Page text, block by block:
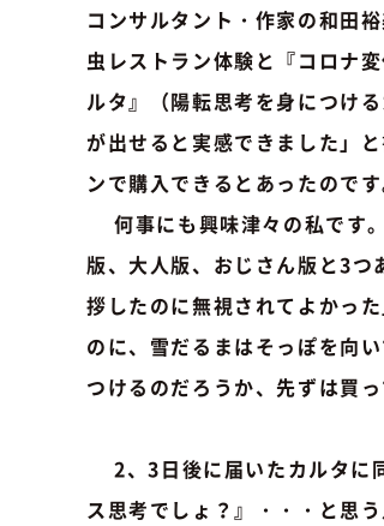
コンサルタント・作家の和田
虫レストラン体験と『コロナ
ルタ』（陽転思考を身につけ
が出せると実感できました」
ンで購入できるとあったのです
何事にも興味津々の私です
版、大人版、おじさん版と3
拶したのに無視されてよかっ
のに、雪だるまはそっぽを向
つけるのだろうか、先ずは買
2、3日後に届いたカルタに
ス思考でしょ？』・・・と思